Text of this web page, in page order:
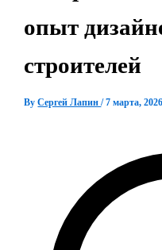
опыт
строителей
ByСергей Лапин/7 марта, 2026